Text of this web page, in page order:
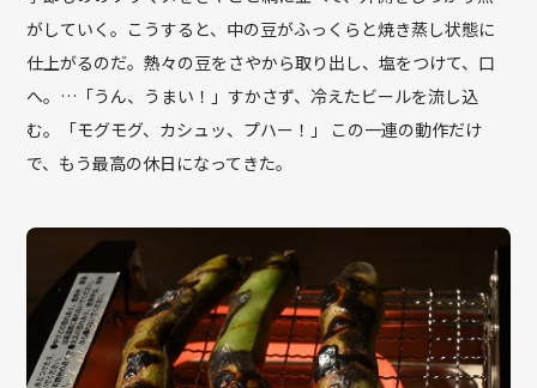
がしていく。こうすると、中の豆がふっくらと焼き蒸し状態に
仕上がるのだ。熱々の豆をさやから取り出し、塩をつけて、口
へ。…「うん、うまい！」すかさず、冷えたビールを流し込
む。「モグモグ、カシュッ、プハー！」 この一連の動作だけ
で、もう最高の休日になってきた。